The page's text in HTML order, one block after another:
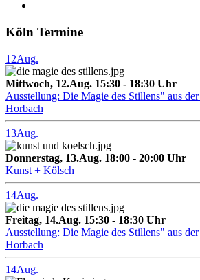
Köln Termine
12Aug.
Mittwoch, 12.Aug. 15:30 - 18:30 Uhr
Ausstellung: Die Magie des Stillens" aus
Horbach
13Aug.
Donnerstag, 13.Aug. 18:00 - 20:00 Uhr
Kunst + Kölsch
14Aug.
Freitag, 14.Aug. 15:30 - 18:30 Uhr
Ausstellung: Die Magie des Stillens" aus
Horbach
14Aug.